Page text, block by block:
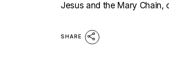
Jesus and the Mary Chain,
SHARE